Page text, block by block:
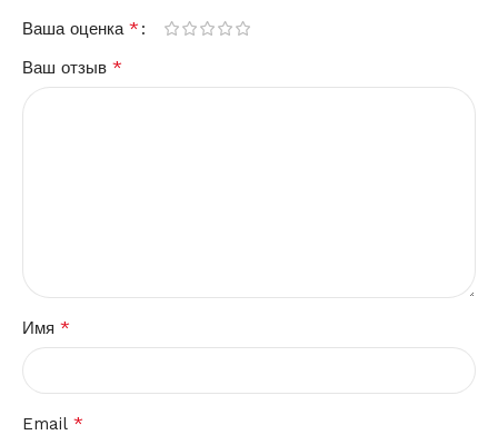
Ваша оценка *
Ваш отзыв *
Имя *
Email *